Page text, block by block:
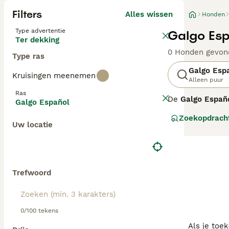
Filters Alles wissen
Type advertentie
Ter dekking
Type ras
Kruisingen meenemen
Ras
Galgo Español
Uw locatie
Trefwoord
0/100 tekens
Honden
Galgo
0 Honden
Galgo
Alleen puur
De Galgo
schiereiland
De Galgo
over een grote
een ware
afgesloten tuin
Als je